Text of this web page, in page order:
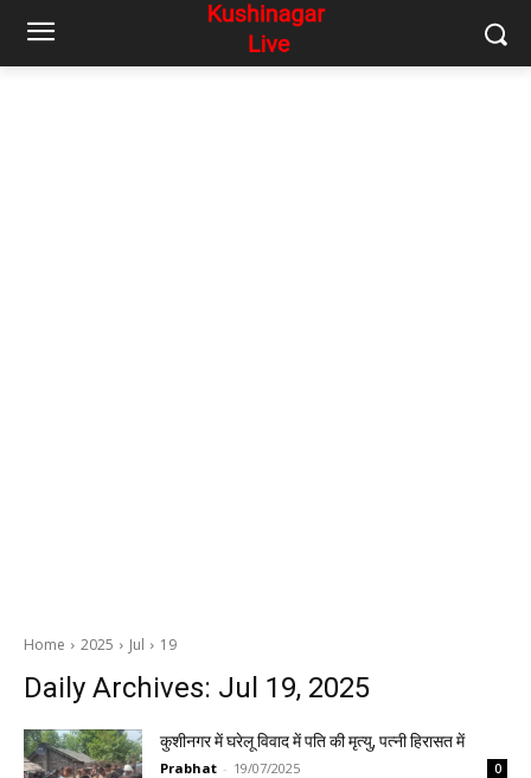
Home 2025 Jul 19
Daily Archives: Jul 19, 2025
कुशीनगर में घरेलू विवाद में पति की मृत्यु, पत्नी हिरासत में
Prabhat - 19/07/2025 0